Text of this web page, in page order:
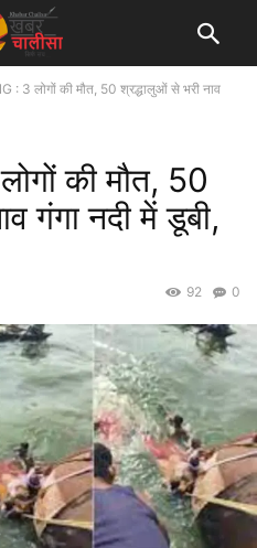
: 3 लोगों की मौत, 50 श्रद्धालुओं से भरी नाव
की मौत, 50
गंगा नदी में डूबी,
0
92